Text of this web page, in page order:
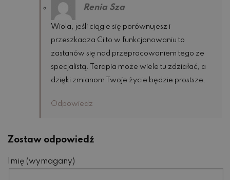
Renia Sza
Wiola, jeśli ciągle się porównujesz i
przeszkadza Ci to w funkcjonowaniu to
zastanów się nad przepracowaniem tego ze
specjalistą. Terapia może wiele tu zdziałać, a
dzięki zmianom Twoje życie będzie prostsze.
Odpowiedz
Zostaw odpowiedź
Imię (wymagany)